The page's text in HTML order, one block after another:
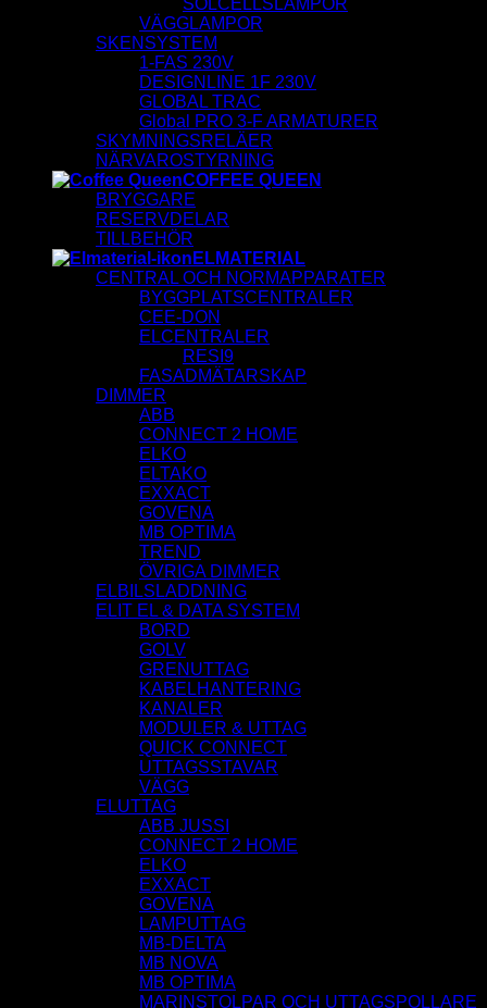
SOLCELLSLAMPOR
VÄGGLAMPOR
SKENSYSTEM
1-FAS 230V
DESIGNLINE 1F 230V
GLOBAL TRAC
Global PRO 3-F ARMATURER
SKYMNINGSRELÄER
NÄRVAROSTYRNING
COFFEE QUEEN
BRYGGARE
RESERVDELAR
TILLBEHÖR
ELMATERIAL
CENTRAL OCH NORMAPPARATER
BYGGPLATSCENTRALER
CEE-DON
ELCENTRALER
RESI9
FASADMÄTARSKAP
DIMMER
ABB
CONNECT 2 HOME
ELKO
ELTAKO
EXXACT
GOVENA
MB OPTIMA
TREND
ÖVRIGA DIMMER
ELBILSLADDNING
ELIT EL & DATA SYSTEM
BORD
GOLV
GRENUTTAG
KABELHANTERING
KANALER
MODULER & UTTAG
QUICK CONNECT
UTTAGSSTAVAR
VÄGG
ELUTTAG
ABB JUSSI
CONNECT 2 HOME
ELKO
EXXACT
GOVENA
LAMPUTTAG
MB-DELTA
MB NOVA
MB OPTIMA
MARINSTOLPAR OCH UTTAGSPOLLARE